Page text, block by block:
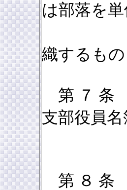
は部落を
にした
織するもの
第 ７ 条
支部役員
承認を
第 ８ 条